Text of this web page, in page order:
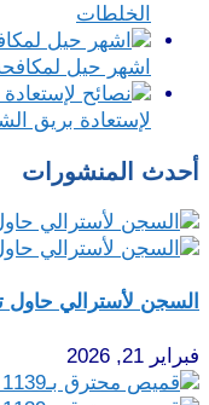
الخلطات
اشهر حيل
لإستعادة بريق
أحدث المنشورات
السجن لأسترالي
فبراير 21, 2026